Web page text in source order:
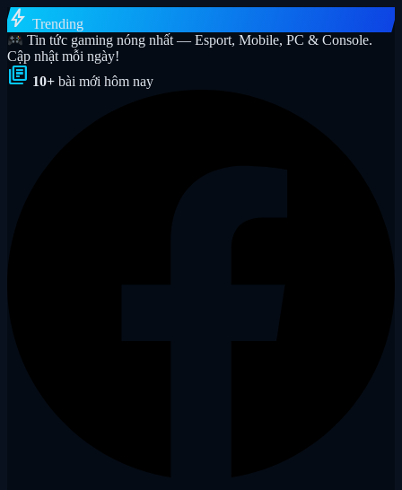
bolt Trending
Tin tức gaming nóng nhất — Esport, Mobile, PC & Console.
Cập nhật mỗi ngày!
library_books 10+ bài mới hôm nay